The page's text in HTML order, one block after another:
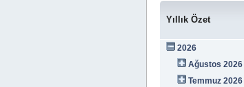
Yıllık Özet
2026
Ağustos 2026
Temmuz 2026